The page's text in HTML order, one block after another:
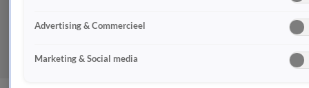
Advertising & Commercieel
Marketing & Social media